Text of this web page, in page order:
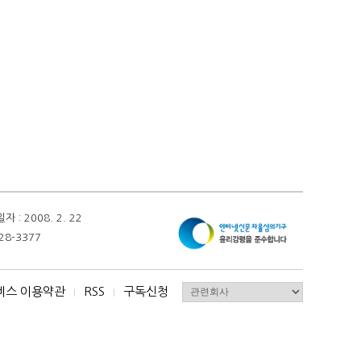
자 : 2008. 2. 22
3377
스 이용약관 I RSS I 구독신청